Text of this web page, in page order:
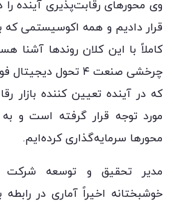
وی محورهای رقابت‌پذیری آینده را
قرار دادیم و همه اکوسیستمی که
کاملاً با این کلان روندها آشنا
چرخشی صنعت ۴ تحول
که در آینده تعیین کننده بازار
مورد توجه قرار گرفته است و
محورها سرمایه‌گذاری کرده‌ایم.
مدیر تحقیق و توسعه شرکت
خوشبختانه اخیراً آماری در